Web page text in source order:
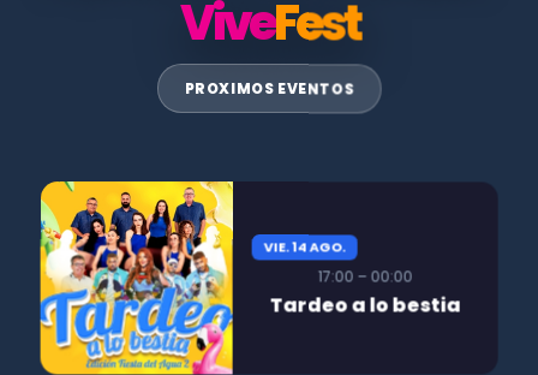
ViveFest
PROXIMOS EVENTOS
VIE. 14 AGO.
17:00 – 00:00
Tardeo a lo bestia